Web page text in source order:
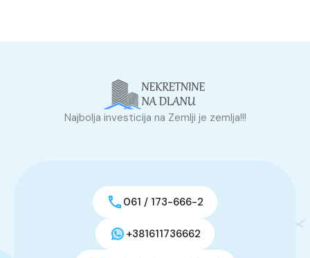
Najbolja investicija na Zemlji je zemlja!!!
061 / 173-666-2
+381611736662